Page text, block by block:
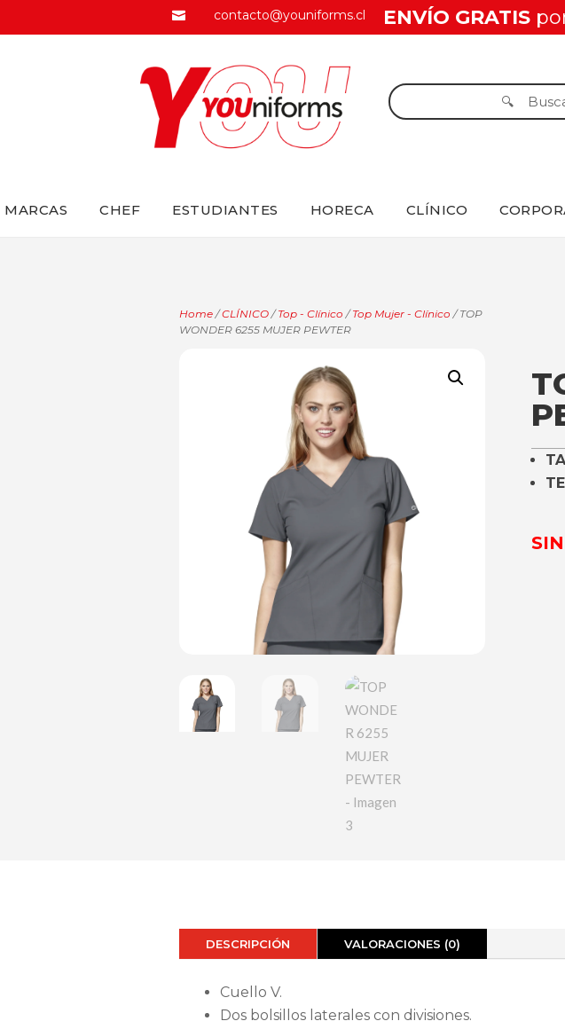
 contacto@youniforms.cl ENVÍO GRATIS
MARCAS CHEF ESTUDIANTES HORECA CLÍNICO
Home/CLÍNICO/Top - Clínico /Top Mujer - Clínico / TOP
WONDER 6255 MUJER PEWTER
DESCRIPCIÓN VALORACIONES (0)
Cuello V.
Dos bolsillos laterales con divisiones.